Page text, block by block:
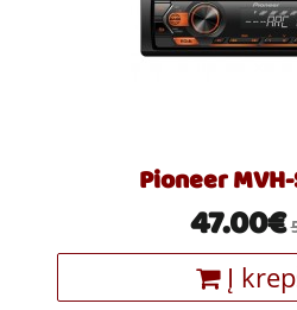
Pioneer
47.00€
Į